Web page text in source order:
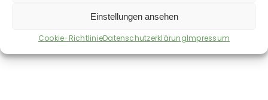
Einstellungen ansehen
Cookie-RichtlinieDatenschutzerklärungImpressum